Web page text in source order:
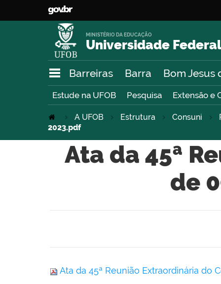
Universidade
MINISTÉRIO DA EDUCAÇÃO
Barreiras Barra Bom Jesus
Estude na UFOB Pesquisa Extensão e
A UFOB Estrutura Consuni
2023.pdf
Ata da 45ª
de
Ata da 45ª Reunião Extraordinária do